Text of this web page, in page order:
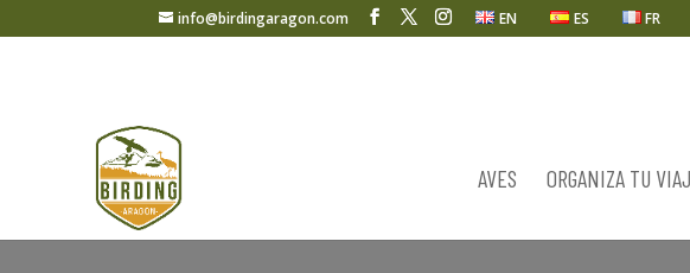
info@birdingaragon.com EN ES FR
AVES ORGANIZA TU